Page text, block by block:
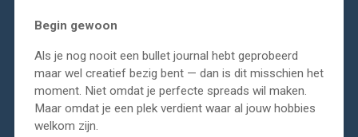
Begin gewoon
Als je nog nooit een bullet journal hebt geprobeerd
maar wel creatief bezig bent — dan is dit misschien het
moment. Niet omdat je perfecte spreads wil maken.
Maar omdat je een plek verdient waar al jouw hobbies
welkom zijn.